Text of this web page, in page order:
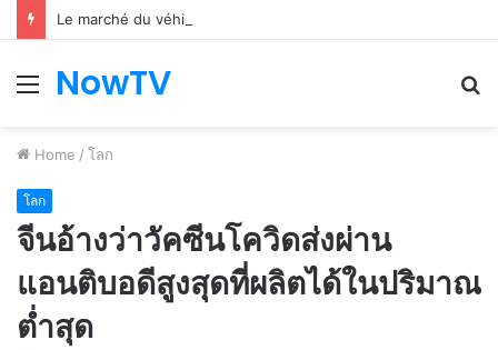
Le marché du véhicule d’occasion en plein essor
Menu
NowTV
Home / โลก
โลก
จีนอ้างว่าวัคซีนโควิดส่งผ่าน
แอนติบอดีสูงสุดที่ผลิตได้ในปริมาณ
ต่ำสุด